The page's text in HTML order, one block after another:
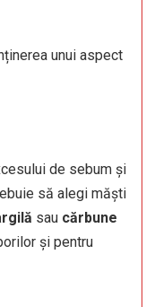
unui aspect
de sebum și
să alegi măști
sau cărbune
și pentru